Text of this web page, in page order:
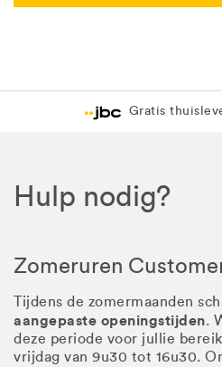
Levering in 1
Gratis levering
Hulp nodig?
Zomeruren
Tijdens de zomermaanden
aangepaste openingstijden.
deze periode voor jullie
vrijdag van 9u30 tot 16u30.